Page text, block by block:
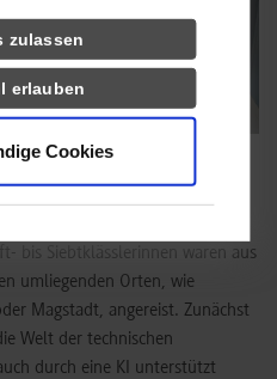
zulassen
erlauben
Cookies
der Fakultät Technik der
Day gefolgt und hatten sich
„Informatik – (d)ein
bis Siebtklässlerinnen waren aus
umliegenden Orten, wie
Magstadt, angereist. Zunächst
Welt der technischen
durch eine KI unterstützt